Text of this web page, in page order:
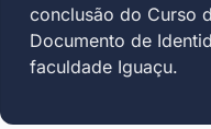
conclusão do Curso
Documento de
faculdade Iguaçu.